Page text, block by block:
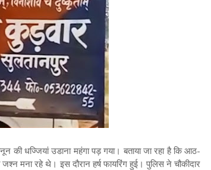
की धज्जियां उडाना महंगा पड़ गया। बताया जा रहा है कि आठ-
मना रहे थे। इस दौरान हर्ष फायरिंग हुई। पुलिस ने चौकीदार